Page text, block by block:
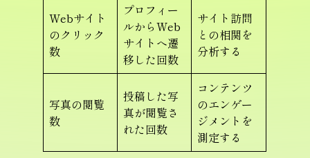
Webサイト
のクリック
数
プロフィー
ルからWeb
サイトへ遷
移した回数
サイト訪問
との相関を
分析する
写真の閲覧
数
投稿した写
真が閲覧さ
れた回数
コンテンツ
のエンゲー
ジメントを
測定する